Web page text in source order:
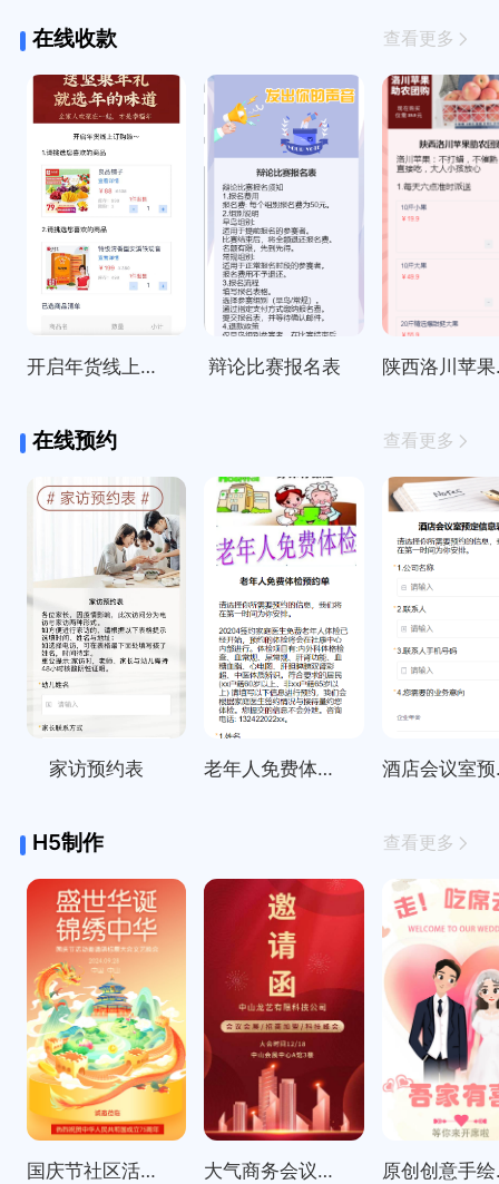
在线收款 查看更多
开启年货线上订购啦～ 辩论比赛报名表 陕
在线预约 查看更多
家访预约表 老年人免费体检预约单 酒
H5制作 查看更多
国庆节社区活动邀请函表彰大会 大气商务会议招商展会科技峰会邀请函 原创